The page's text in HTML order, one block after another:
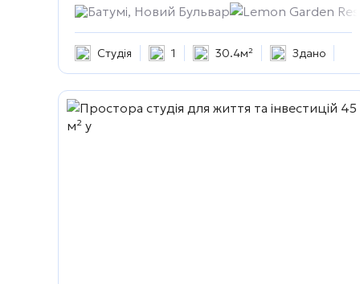
Батумі, Новий Бульвар Lemon Garden
Студія 1 30.4м² Здано